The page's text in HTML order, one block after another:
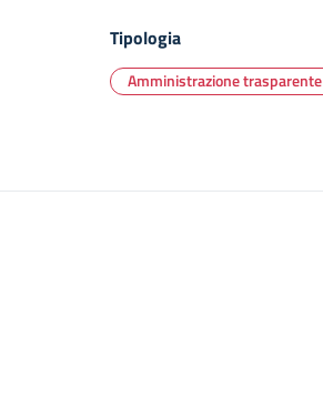
Tipologia
Amministrazione trasparente